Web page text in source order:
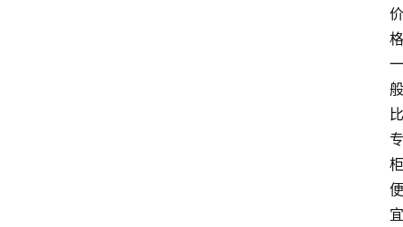
价
格
一
般
比
专
柜
便
宜